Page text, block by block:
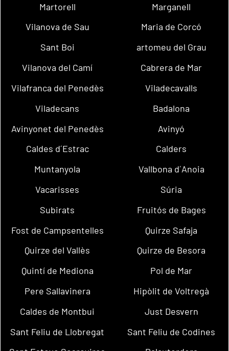
Martorell
Marganell
Vilanova de Sau
Maria de Corcó
Sant Boi
artomeu del Grau
Vilanova del Camí
Cabrera de Mar
Vilafranca del Penedès
Viladecavalls
Viladecans
Badalona
Avinyonet del Penedès
Avinyó
Caldes d´Estrac
Calders
Muntanyola
Vallbona d´Anoia
Vacarisses
Súria
Subirats
Fruitós de Bages
Fost de Campsentelles
Quirze Safaja
Quirze del Vallès
Quirze de Besora
Quintí de Mediona
Pol de Mar
Pere Sallavinera
Hipòlit de Voltregà
Caldes de Montbui
Just Desvern
Sant Feliu de Llobregat
Sant Feliu de Codines